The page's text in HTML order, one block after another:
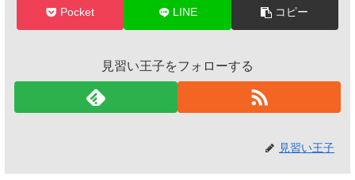
Pocket LINE コピー
見習い王子をフォローする
見習い王子